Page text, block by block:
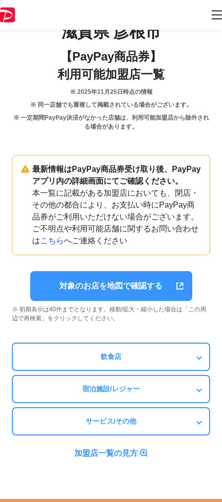
滋賀県 彦根市
【PayPay商品券】
利用可能加盟店一覧
※ 2025年11月25日 時点の情報
※ 同一店舗でも重複して掲載されている場合がございます。
※ 一定期間PayPay決済がなかった店舗は、利用可能加盟店から除外され
る場合があります。
最新情報はPayPay商品券受け取り後、PayPay
アプリ内の詳細画面にてご確認ください。
本一覧に記載がある加盟店においても、閉店・
その他の都合により、お支払い時にPayPay商
品券がご利用いただけない場合がございます。
ご不明点や利用可能店舗に関するお問い合わせ
はこちらへご連絡ください
対象のお店を地図で確認する
※ 初期表示は40件までとなります。移動/拡大・縮小した場合は「この周
辺で再検索」をクリックしてください。
飲食店
宿泊施設/レジャー
サービス/その他
加盟店一覧の見方